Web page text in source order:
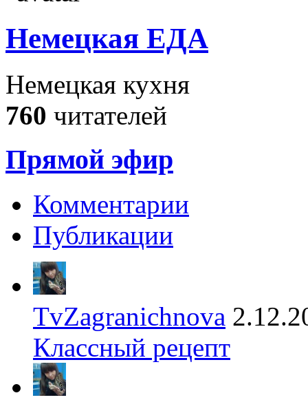
Немецкая ЕДА
Немецкая кухня
760 читателей
Прямой эфир
Комментарии
Публикации
TvZagranichnova
Классный рецепт